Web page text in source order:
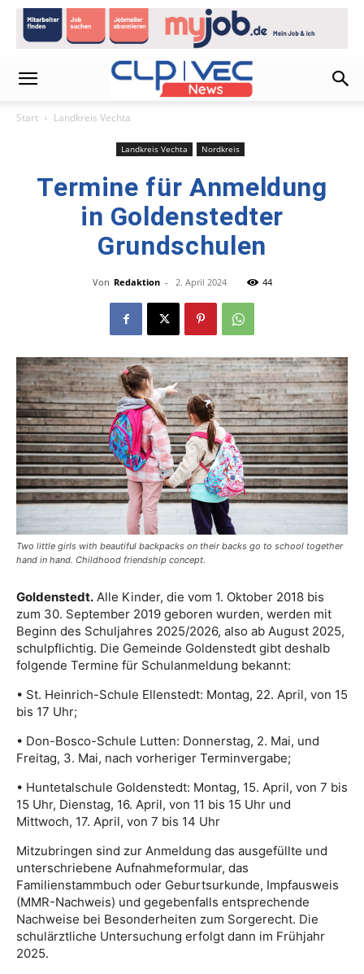
Start Landkreis Vechta
Landkreis Vechta Nordkreis
Termine für Anmeldung
in Goldenstedter
Grundschulen
Von Redaktion - 2. April 2024 44
Two little girls with beautiful backpacks on their backs go to school together
hand in hand. Childhood friendship concept.
Goldenstedt. Alle Kinder, die vom 1. Oktober 2018 bis
zum 30. September 2019 geboren wurden, werden mit
Beginn des Schuljahres 2025/2026, also ab August 2025,
schulpflichtig. Die Gemeinde Goldenstedt gibt deshalb
folgende Termine für Schulanmeldung bekannt:
• St. Heinrich-Schule Ellenstedt: Montag, 22. April, von 15
bis 17 Uhr;
• Don-Bosco-Schule Lutten: Donnerstag, 2. Mai, und
Freitag, 3. Mai, nach vorheriger Terminvergabe;
• Huntetalschule Goldenstedt: Montag, 15. April, von 7 bis
15 Uhr, Dienstag, 16. April, von 11 bis 15 Uhr und
Mittwoch, 17. April, von 7 bis 14 Uhr
Mitzubringen sind zur Anmeldung das ausgefüllte und
unterschriebene Aufnahmeformular, das
Familienstammbuch oder Geburtsurkunde, Impfausweis
(MMR-Nachweis) und gegebenfalls entsprechende
Nachweise bei Besonderheiten zum Sorgerecht. Die
schulärztliche Untersuchung erfolgt dann im Frühjahr
2025.